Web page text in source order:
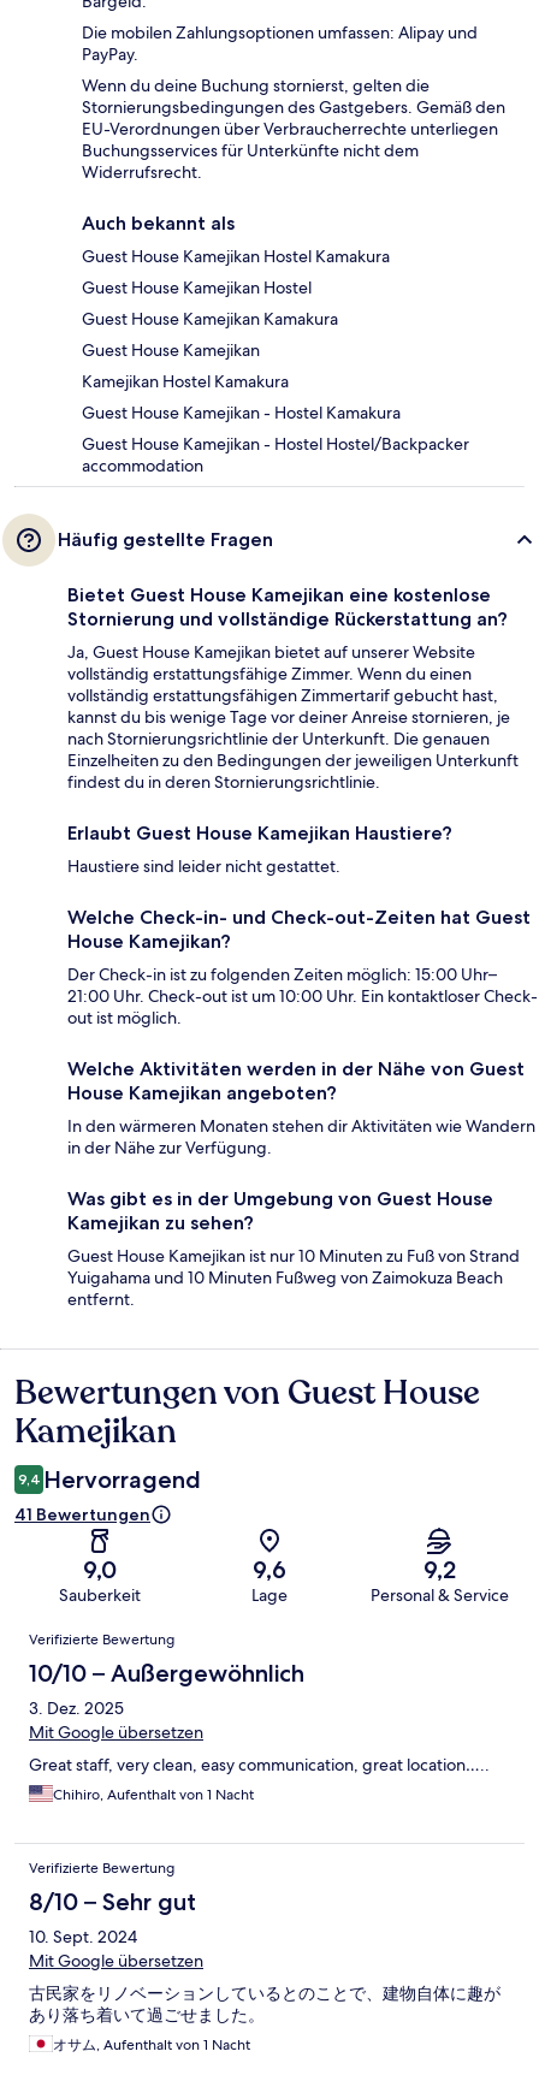
Die mobilen Zahlungsoptionen umfassen: Alipay und
PayPay.
Wenn du deine Buchung stornierst, gelten die
Stornierungsbedingungen des Gastgebers. Gemäß den
EU-Verordnungen über Verbraucherrechte unterliegen
Buchungsservices für Unterkünfte nicht dem
Widerrufsrecht.
Auch bekannt als
Guest House Kamejikan Hostel Kamakura
Guest House Kamejikan Hostel
Guest House Kamejikan Kamakura
Guest House Kamejikan
Kamejikan Hostel Kamakura
Guest House Kamejikan - Hostel Kamakura
Guest House Kamejikan - Hostel Hostel/Backpacker
accommodation
Häufig gestellte Fragen
Bietet Guest House Kamejikan eine kostenlose
Stornierung und vollständige Rückerstattung an?
Ja, Guest House Kamejikan bietet auf unserer Website
vollständig erstattungsfähige Zimmer. Wenn du einen
vollständig erstattungsfähigen Zimmertarif gebucht hast,
kannst du bis wenige Tage vor deiner Anreise stornieren, je
nach Stornierungsrichtlinie der Unterkunft. Die genauen
Einzelheiten zu den Bedingungen der jeweiligen Unterkunft
findest du in deren Stornierungsrichtlinie.
Erlaubt Guest House Kamejikan Haustiere?
Haustiere sind leider nicht gestattet.
Welche Check-in- und Check-out-Zeiten hat Guest
House Kamejikan?
Der Check-in ist zu folgenden Zeiten möglich: 15:00 Uhr–
21:00 Uhr. Check-out ist um 10:00 Uhr. Ein kontaktloser Check-
out ist möglich.
Welche Aktivitäten werden in der Nähe von Guest
House Kamejikan angeboten?
In den wärmeren Monaten stehen dir Aktivitäten wie Wandern
in der Nähe zur Verfügung.
Was gibt es in der Umgebung von Guest House
Kamejikan zu sehen?
Guest House Kamejikan ist nur 10 Minuten zu Fuß von Strand
Yuigahama und 10 Minuten Fußweg von Zaimokuza Beach
entfernt.
Bewertungen
Bewertungen von Guest House
Kamejikan
9,4 Hervorragend
41 Bewertungen
9,0
Sauberkeit
9,6
Lage
9,2
Personal & Service
Bewertungen
Verifizierte Bewertung
10/10 – Außergewöhnlich
3. Dez. 2025
Mit Google übersetzen
Great staff, very clean, easy communication, great location…..
Chihiro, Aufenthalt von 1 Nacht
Verifizierte Bewertung
8/10 – Sehr gut
10. Sept. 2024
Mit Google übersetzen
古民家をリノベーションしているとのことで、建物自体に趣が
あり落ち着いて過ごせました。
オサム, Aufenthalt von 1 Nacht